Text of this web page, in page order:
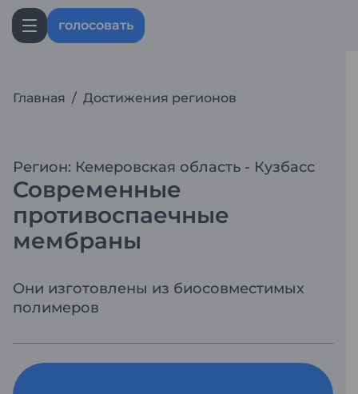
голосовать
Главная / Достижения регионов
Регион: Кемеровская область - Кузбасс
Современные
противоспаечные
мембраны
Они изготовлены из биосовместимых
полимеров